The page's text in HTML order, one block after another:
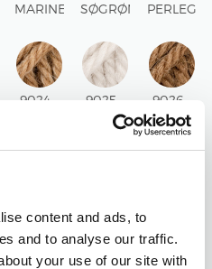
content and ads, to
and to analyse our traffic.
your use of our site with
MARINE
SØGRØN
9024 -
9025 -
KRIDT
9026 -
KASTANJE
9030 -
MØRK
VEDBEND
9031 -
PISTACIEIS
UNI
TÅGE
MIX